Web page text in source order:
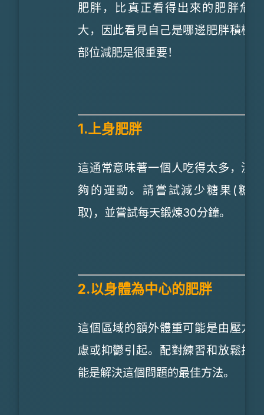
肥胖，比真正看得出來的肥胖危
大，因此看見自己是哪邊肥胖積極
部位減肥是很重要！
1.上身肥胖
這通常意味著一個人吃得太多，沒
夠的運動。請嘗試減少糖果(糖
取)，並嘗試每天鍛煉30分鐘。
2.以身體為中心的肥胖
這個區域的額外體重可能是由壓力
慮或抑鬱引起。配對練習和放鬆技
能是解決這個問題的最佳方法。